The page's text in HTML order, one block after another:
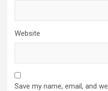
Website
Save my name, email, and